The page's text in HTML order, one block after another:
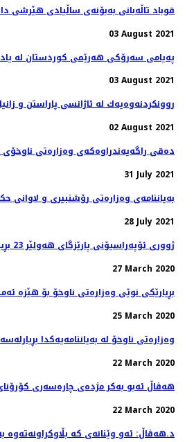
قوباد تاڵەبانی بەبۆنەی ساڵیادی هێرشی
03 August 2021
پەیامی سەرۆکی هەرێمی کوردستان له‌
03 August 2021
روونكردنه‌وه‌یه‌ك له‌ ئاژانسی پاراستن و
02 August 2021
دەقی راگەیەندراوەکەی وەزارەتی ناوخۆی
31 July 2021
بەیاننامەی وەزارەتی رۆشنبیری و
28 July 2021
ژووری ئۆپەراسیۆنی پارێزگای هەولێر 23 بڕیاری نوێ‌ دەربارەی خۆپارێزی لە ڤایرۆسی كۆرۆنا دەردەكات
27 March 2020
بڕیارێكی نوێی وەزارەتی ناوخۆ بۆ هێزە
25 March 2020
وەزارەتی ناوخۆ لە بەیاننامەیەکدا بڕیارلەسەر ١٥ خاڵی تر سەبارەت بە قەدەغەی هاتووچۆ
22 March 2020
هه‌ڤاڵ ئه‌بو به‌كر مژده‌ی چاره‌سه‌ری
22 March 2020
د.هەڤاڵ: ئەو وێنانەی کە